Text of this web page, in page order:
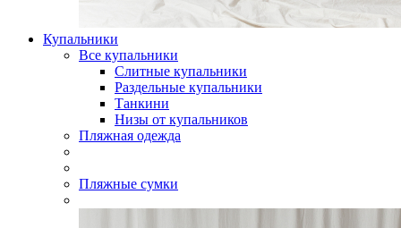
Купальники
Все купальники
Слитные купальники
Раздельные купальники
Танкини
Низы от купальников
Пляжная одежда
Пляжные сумки